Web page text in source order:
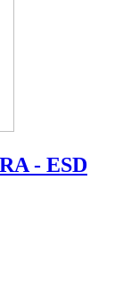
- ESD